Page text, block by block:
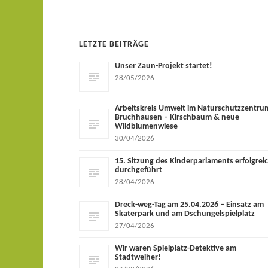
LETZTE BEITRÄGE
Unser Zaun-Projekt startet!
28/05/2026
Arbeitskreis Umwelt im
Bruchhausen – Kirschbaum & neue
Wildblumenwiese
30/04/2026
15. Sitzung des Kinderparlaments
durchgeführt
28/04/2026
Dreck-weg-Tag am 25.04.2026 – Einsatz am
Skaterpark und am Dschungelspielplatz
27/04/2026
Wir waren Spielplatz-Detektive am
Stadtweiher!